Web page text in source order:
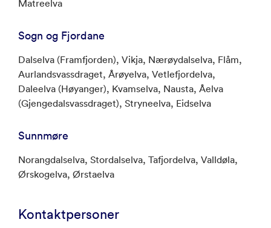
Matreelva
Sogn og Fjordane
Dalselva (Framfjorden), Vikja, Nærøydalselva, Flåm,
Aurlandsvassdraget, Årøyelva, Vetlefjordelva,
Daleelva (Høyanger), Kvamselva, Nausta, Åelva
(Gjengedalsvassdraget), Stryneelva, Eidselva
Sunnmøre
Norangdalselva, Stordalselva, Tafjordelva, Valldøla,
Ørskogelva, Ørstaelva
Kontaktpersoner